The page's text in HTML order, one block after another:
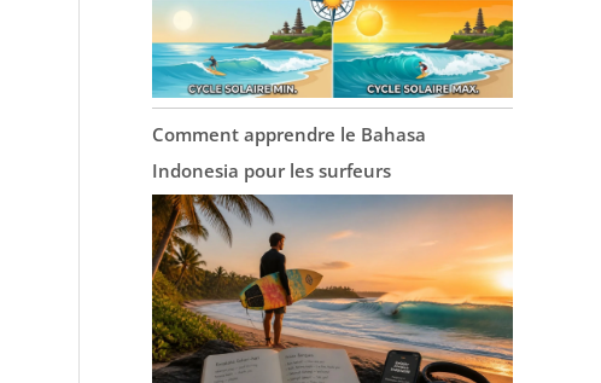
Comment apprendre le Bahasa
Indonesia pour les surfeurs